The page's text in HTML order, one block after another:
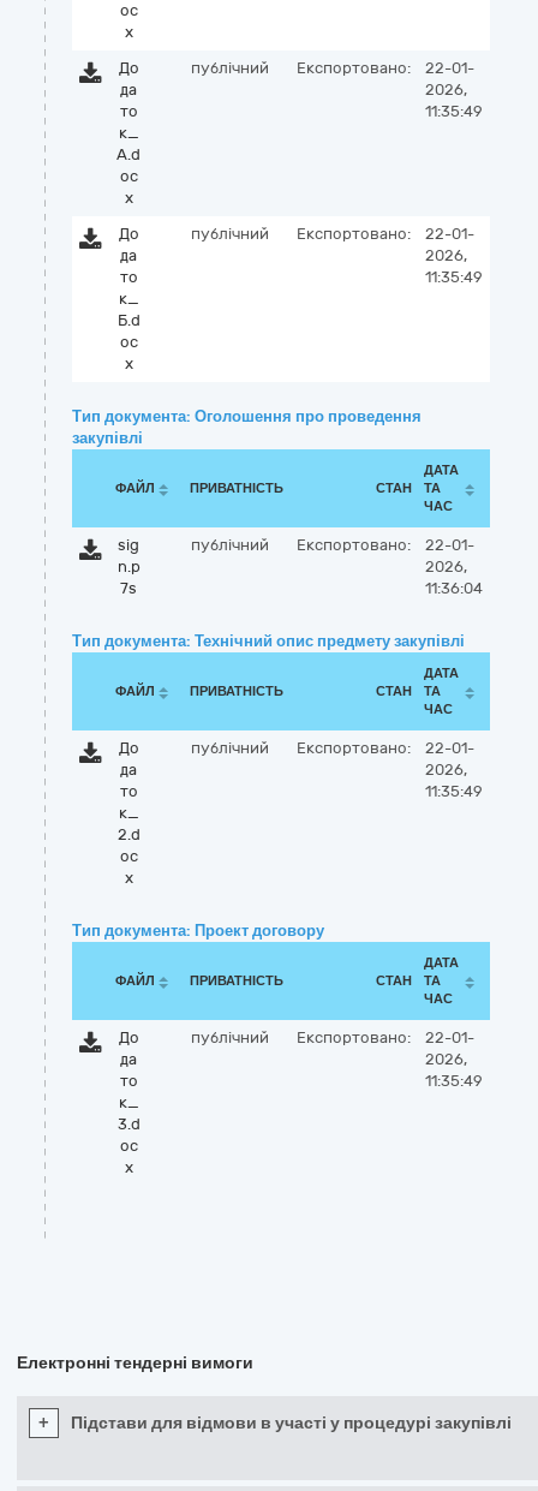
oc
x
До
да
то
к_
А.d
oc
x
публічний Експортовано:
22-01-
2026,
11:35:49
До
да
то
к_
Б.d
oc
x
публічний Експортовано:
22-01-
2026,
11:35:49
Тип документа: Оголошення про проведення
закупівлі
ФАЙЛ ПРИВАТНІСТЬ СТАН
ДАТА
ТА
ЧАС
sig
n.p
7s
публічний Експортовано:
22-01-
2026,
11:36:04
Тип документа: Технічний опис предмету закупівлі
ФАЙЛ ПРИВАТНІСТЬ СТАН
ДАТА
ТА
ЧАС
До
да
то
к_
2.d
oc
x
публічний Експортовано:
22-01-
2026,
11:35:49
Тип документа: Проект договору
ФАЙЛ ПРИВАТНІСТЬ СТАН
ДАТА
ТА
ЧАС
До
да
то
к_
3.d
oc
x
публічний Експортовано:
22-01-
2026,
11:35:49
Електронні тендерні вимоги
+ Підстави для відмови в участі у процедурі закупівлі